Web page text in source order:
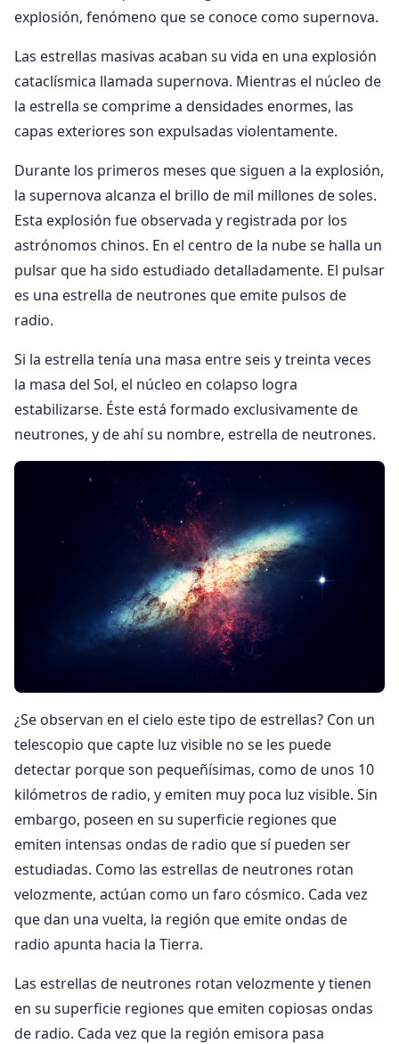
explosión, fenómeno que se conoce como supernova.
Las estrellas masivas acaban su vida en una explosión
cataclísmica llamada supernova. Mientras el núcleo de
la estrella se comprime a densidades enormes, las
capas exteriores son expulsadas violentamente.
Durante los primeros meses que siguen a la explosión,
la supernova alcanza el brillo de mil millones de soles.
Esta explosión fue observada y registrada por los
astrónomos chinos. En el centro de la nube se halla un
pulsar que ha sido estudiado detalladamente. El pulsar
es una estrella de neutrones que emite pulsos de
radio.
Si la estrella tenía una masa entre seis y treinta veces
la masa del Sol, el núcleo en colapso logra
estabilizarse. Éste está formado exclusivamente de
neutrones, y de ahí su nombre, estrella de neutrones.
¿Se observan en el cielo este tipo de estrellas? Con un
telescopio que capte luz visible no se les puede
detectar porque son pequeñísimas, como de unos 10
kilómetros de radio, y emiten muy poca luz visible. Sin
embargo, poseen en su superficie regiones que
emiten intensas ondas de radio que sí pueden ser
estudiadas. Como las estrellas de neutrones rotan
velozmente, actúan como un faro cósmico. Cada vez
que dan una vuelta, la región que emite ondas de
radio apunta hacia la Tierra.
Las estrellas de neutrones rotan velozmente y tienen
en su superficie regiones que emiten copiosas ondas
de radio. Cada vez que la región emisora pasa